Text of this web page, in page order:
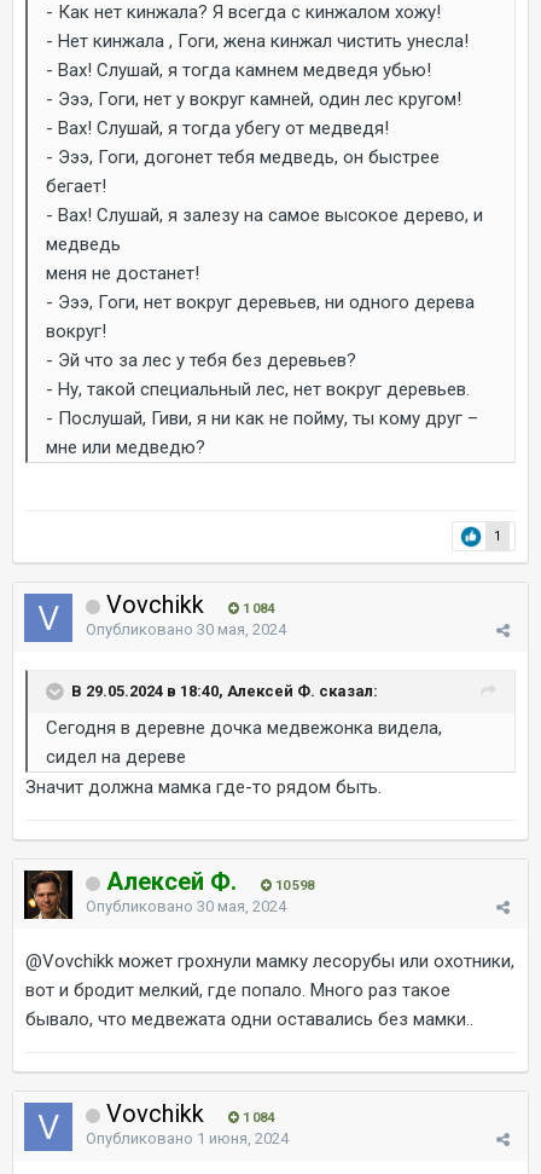
- Как нет кинжала? Я всегда с кинжалом хожу!
- Нет кинжала , Гоги, жена кинжал чистить унесла!
- Вах! Слушай, я тогда камнем медведя убью!
- Эээ, Гоги, нет у вокруг камней, один лес кругом!
- Вах! Слушай, я тогда убегу от медведя!
- Эээ, Гоги, догонет тебя медведь, он быстрее
бегает!
- Вах! Слушай, я залезу на самое высокое дерево, и
медведь
меня не достанет!
- Эээ, Гоги, нет вокруг деревьев, ни одного дерева
вокруг!
- Эй что за лес у тебя без деревьев?
- Ну, такой специальный лес, нет вокруг деревьев.
- Послушай, Гиви, я ни как не пойму, ты кому друг –
мне или медведю?
1
Vovchikk 1 084
Опубликовано 30 мая, 2024
В 29.05.2024 в 18:40, Алексей Ф. сказал:
Сегодня в деревне дочка медвежонка видела,
сидел на дереве
Значит должна мамка где-то рядом быть.
Алексей Ф. 10 598
Опубликовано 30 мая, 2024
@Vovchikk может грохнули мамку лесорубы или охотники,
вот и бродит мелкий, где попало. Много раз такое
бывало, что медвежата одни оставались без мамки..
Vovchikk 1 084
Опубликовано 1 июня, 2024